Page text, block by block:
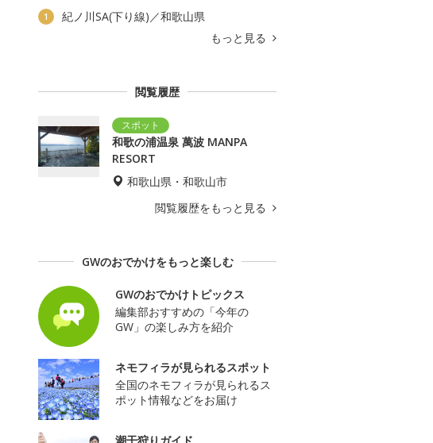
1
紀ノ川SA(下り線)／和歌山県
もっと見る
閲覧履歴
和歌の浦温泉 萬波 MANPA
RESORT
和歌山県・和歌山市
閲覧履歴をもっと見る
GWのおでかけをもっと楽しむ
GWのおでかけトピックス
編集部おすすめの「今年の
GW」の楽しみ方を紹介
ネモフィラが見られるスポット
全国のネモフィラが見られるス
ポット情報などをお届け